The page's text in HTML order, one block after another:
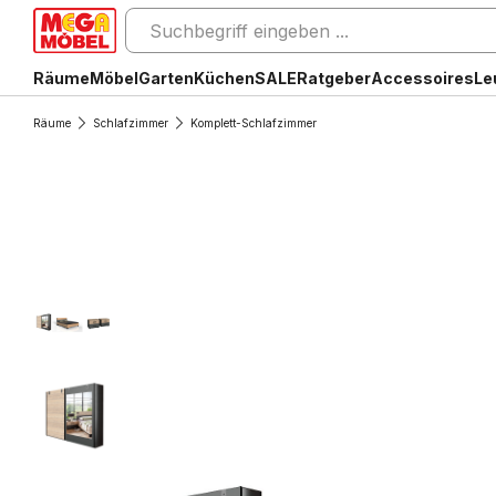
RäumeMöbelGartenKüchenSALERatgeberAccessoires
Räume Schlafzimmer Komplett-Schlafzimmer